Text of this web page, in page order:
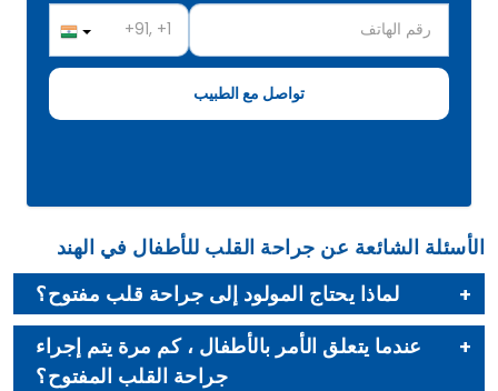
الأسئلة الشائعة عن جراحة القلب للأطفال في الهند
لماذا يحتاج المولود إلى جراحة قلب مفتوح؟
عندما يتعلق الأمر بالأطفال ، كم مرة يتم إجراء
جراحة القلب المفتوح؟